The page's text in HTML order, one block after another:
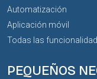
Automatización
Aplicación móvil
Todas las
PEQUEÑOS